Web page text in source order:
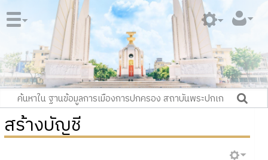
สร้างบัญชี